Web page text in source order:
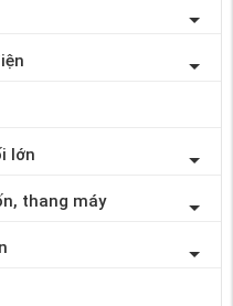
lớn
thang máy